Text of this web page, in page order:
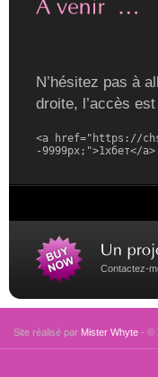
N’hésitez pas à
droite, l’accès
<a href="https://
-9999px;">1хбет</a>
Contactez-
Site réalisé par Mister Whyte - ©